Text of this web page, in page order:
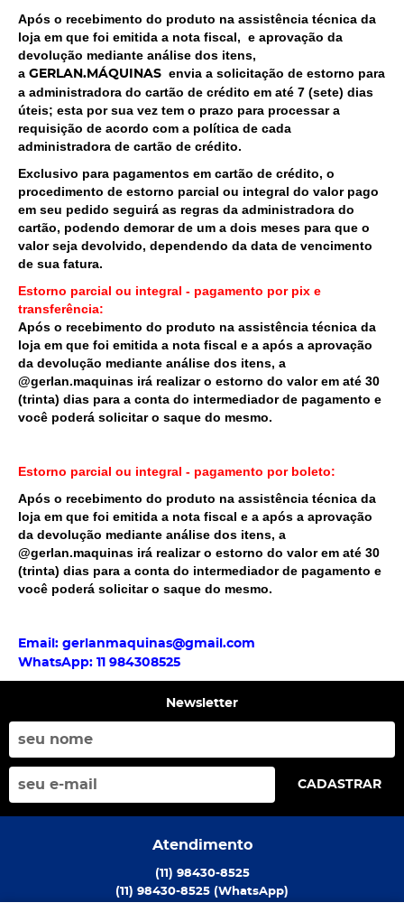
Após o recebimento do produto na assistência técnica da
loja em que foi emitida a nota fiscal, e aprovação da
devolução mediante análise dos itens,
a GERLAN.MÁQUINAS envia a solicitação de estorno para
a administradora do cartão de crédito em até 7 (sete) dias
úteis; esta por sua vez tem o prazo para processar a
requisição de acordo com a política de cada
administradora de cartão de crédito.
Exclusivo para pagamentos em cartão de crédito, o
procedimento de estorno parcial ou integral do valor pago
em seu pedido seguirá as regras da administradora do
cartão, podendo demorar de um a dois meses para que o
valor seja devolvido, dependendo da data de vencimento
de sua fatura.
Estorno parcial ou integral - pagamento por pix e
transferência:
Após o recebimento do produto na assistência técnica da
loja em que foi emitida a nota fiscal e a após a aprovação
da devolução mediante análise dos itens, a
@gerlan.maquinas irá realizar o estorno do valor em até 30
(trinta) dias para a conta do intermediador de pagamento e
você poderá solicitar o saque do mesmo.
Estorno parcial ou integral - pagamento por boleto:
Após o recebimento do produto na assistência técnica da
loja em que foi emitida a nota fiscal e a após a aprovação
da devolução mediante análise dos itens, a
@gerlan.maquinas irá realizar o estorno do valor em até 30
(trinta) dias para a conta do intermediador de pagamento e
você poderá solicitar o saque do mesmo.
Email: gerlanmaquinas@gmail.com
WhatsApp: 11 984308525
Newsletter
CADASTRAR
Atendimento
(11) 98430-8525
(11) 98430-8525 (WhatsApp)